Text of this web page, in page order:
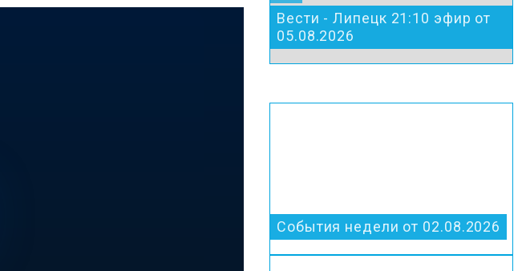
Вести - Липецк 21:10 эфир от
05.08.2026
События недели от 02.08.2026